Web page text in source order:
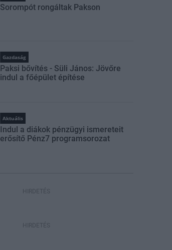
Sorompót rongáltak Pakson
Gazdaság
Paksi bővítés - Süli János: Jövőre
indul a főépület építése
Aktuális
Indul a diákok pénzügyi ismereteit
erősítő Pénz7 programsorozat
HIRDETÉS
HIRDETÉS